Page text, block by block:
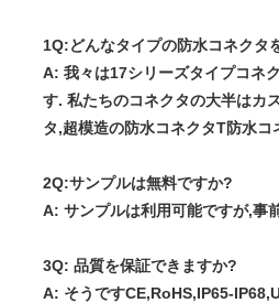
1Q:どんなタイプの防水コネクタ
A: 我々は17シリーズタイプコネ
す. 私たちのコネクタの大半はカ
タ,超模造の防水コネクタT防水
2Q:サンプルは無料ですか?
A: サンプルは利用可能ですが,事
3Q: 品質を保証できますか?
A: そうですCE,RoHS,IP65-